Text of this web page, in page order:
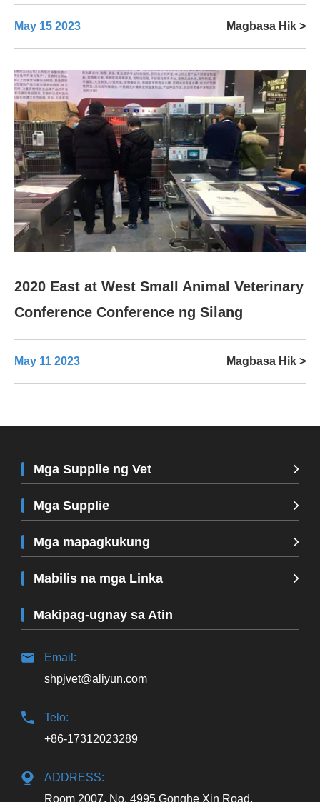
May 15 2023 Magbasa Hik >
2020 East at West Small Animal Veterinary
Conference Conference ng Silang
May 11 2023 Magbasa Hik >
Mga Supplie ng Vet
Mga Supplie
Mga mapagkukung
Mabilis na mga Linka
Makipag-ugnay sa Atin
Email:
shpjvet@aliyun.com
Telo:
+86-17312023289
ADDRESS:
Room 2007, No. 4995 Gonghe Xin Road,